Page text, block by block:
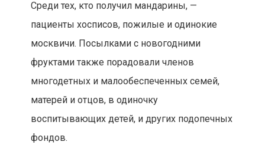
Среди тех, кто получил мандарины, —
пациенты хосписов, пожилые и одинокие
москвичи. Посылками с новогодними
фруктами также порадовали членов
многодетных и малообеспеченных семей,
матерей и отцов, в одиночку
воспитывающих детей, и других подопечных
фондов.